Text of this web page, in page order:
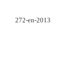
272-en-2013